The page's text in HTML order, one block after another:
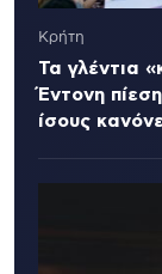
Κρήτη
Τα γλέντια
Έντονη
ίσους